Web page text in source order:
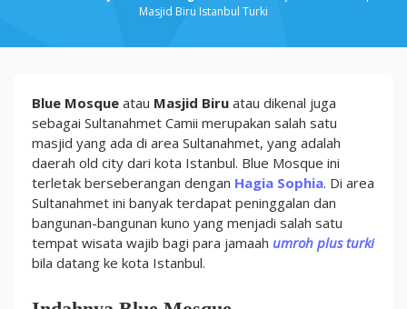
Masjid Biru Istanbul Turki
Sejarah
Blue
Mosque
/
Masjid
Biru
Istanbul
Turki
Blue Mosque atau Masjid Biru atau dikenal juga
sebagai Sultanahmet Camii merupakan salah satu
masjid yang ada di area Sultanahmet, yang adalah
daerah old city dari kota Istanbul. Blue Mosque ini
terletak berseberangan dengan Hagia Sophia. Di area
Sultanahmet ini banyak terdapat peninggalan dan
bangunan-bangunan kuno yang menjadi salah satu
tempat wisata wajib bagi para jamaah umroh plus turki
bila datang ke kota Istanbul.